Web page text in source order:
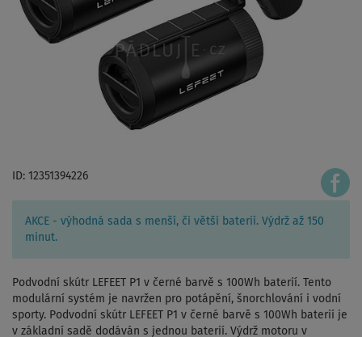
ID: 12351394226
AKCE - výhodná sada s menší, či větší baterií. Výdrž až 150
minut.
Podvodní skútr LEFEET P1 v černé barvě s 100Wh baterií. Tento
modulární systém je navržen pro potápění, šnorchlování i vodní
sporty. Podvodní skútr LEFEET P1 v černé barvě s 100Wh baterií je
v základní sadě dodáván s jednou baterií. Výdrž motoru v